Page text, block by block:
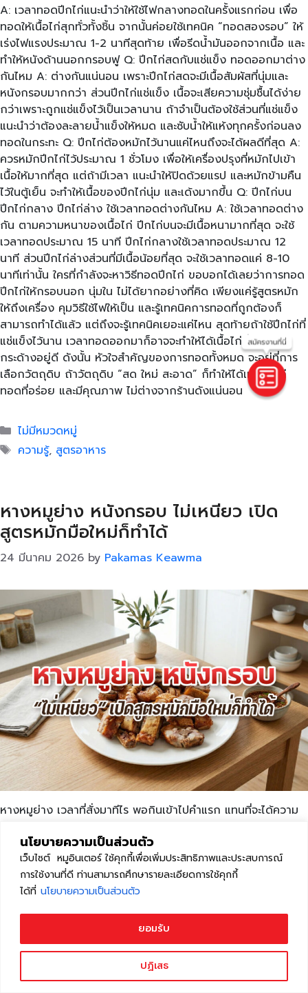
นโยบายความเป็นส่วนตัว
เว็บไซต์ หมูอินเตอร์ ใช้คุกกี้เพื่อเพิ่มประสิทธิภาพและประสบการณ์
การใช้งานที่ดี ท่านสามารถศึกษารายละเอียดการใช้คุกกี้
ได้ที่ นโยบายความเป็นส่วนตัว
ปฏิเสธ
ยอมรับ
A: เวลาทอดปีกไก่แนะนำว่าให้ใช้ไฟกลางทอดในครั้งแรกก่อน เพื่อ
ทอดให้เนื้อไก่สุกทั่วทั้งชิ้น จากนั้นค่อยใช้เทคนิค “ทอดสองรอบ” ให้
เร่งไฟแรงประมาณ 1-2 นาทีสุดท้าย เพื่อรีดน้ำมันออกจากเนื้อ และ
ทำให้หนังด้านนอกกรอบฟู Q: ปีกไก่สดกับแช่แข็ง ทอดออกมาต่าง
กันไหม A: ต่างกันแน่นอน เพราะปีกไก่สดจะมีเนื้อสัมผัสที่นุ่มและ
หนังกรอบมากกว่า ส่วนปีกไก่แช่แข็ง เนื้อจะเสียความชุ่มชื้นได้ง่าย
กว่าเพราะถูกแช่แข็งไว้เป็นเวลานาน ถ้าจำเป็นต้องใช้ส่วนที่แช่แข็ง
แนะนำว่าต้องละลายน้ำแข็งให้หมด และซับน้ำให้แห้งทุกครั้งก่อนลง
ทอดในกระทะ Q: ปีกไก่ต้องหมักไว้นานแค่ไหนถึงจะได้ผลดีที่สุด A:
ควรหมักปีกไก่ไว้ประมาณ 1 ชั่วโมง เพื่อให้เครื่องปรุงที่หมักไปเข้า
เนื้อให้มากที่สุด แต่ถ้ามีเวลา แนะนำให้ปิดด้วยแรป และหมักข้ามคืน
ไว้ในตู้เย็น จะทำให้เนื้อของปีกไก่นุ่ม และเด้งมากขึ้น Q: ปีกไก่บน
ปีกไก่กลาง ปีกไก่ล่าง ใช้เวลาทอดต่างกันไหม A: ใช้เวลาทอดต่าง
กัน ตามความหนาของเนื้อไก่ ปีกไก่บนจะมีเนื้อหนามากที่สุด จะใช้
เวลาทอดประมาณ 15 นาที ปีกไก่กลางใช้เวลาทอดประมาณ 12
นาที ส่วนปีกไก่ล่างส่วนที่มีเนื้อน้อยที่สุด จะใช้เวลาทอดแค่ 8-10
นาทีเท่านั้น ใครที่กำลังจะหาวิธีทอดปีกไก่ ขอบอกได้เลยว่าการทอด
ปีกไก่ให้กรอบนอก นุ่มใน ไม่ได้ยากอย่างที่คิด เพียงแค่รู้สูตรหมัก
ให้ถึงเครื่อง คุมวิธีใช้ไฟให้เป็น และรู้เทคนิคการทอดที่ถูกต้องก็
สามารถทำได้แล้ว แต่ถึงจะรู้เทคนิคเยอะแค่ไหน สุดท้ายถ้าใช้ปีกไก่ที่
แช่แข็งไว้นาน เวลาทอดออกมาก็อาจจะทำให้ได้เนื้อไก่ที่แห้ง และ
กระด้างอยู่ดี ดังนั้น หัวใจสำคัญของการทอดทั้งหมด จะอยู่ที่การ
เลือกวัตถุดิบ ถ้าวัตถุดิบ “สด ใหม่ สะอาด” ก็ทำให้ได้เมนูปีกไก่
ทอดที่อร่อย และมีคุณภาพ ไม่ต่างจากร้านดังแน่นอน
Categories
ไม่มีหมวดหมู่
Tags
ความรู้, สูตรอาหาร
หางหมูย่าง หนังกรอบ ไม่เหนียว เปิด
สูตรหมักมือใหม่ก็ทำได้
24 มีนาคม 2026 by Pakamas Keawma
หางหมูย่าง เวลาที่สั่งมาทีไร พอกินเข้าไปคำแรก แทนที่จะได้ความ
เคี้ยวเท่าไรก็เคี้ยวไม่ขาด จนต้องหันไปสั่งเมนูอื่นมากินแทน เพราะ
หางหมูย่างทำออกมาเท่าไร หนังก็แห้งและแข็งเหมือนเดิม แถมยังมี
กลิ่นคาวของหางหมูติดอยู่อีก แต่รู้หรือไม่ว่า ถ้าใช้สูตรหมัก พร้อม
กับ เทคนิคการย่างหางหมู เมนูนี้จะกลายเป็น “ของทานเล่น” ที่ไม่ว่า
ใครทำก็อร่อยได้แน่นอน! ทำไมหางหมูย่าง หนังถึงเหนียวและไม่
กรอบฟู? หลายคนซื้อหางหมูมาย่างแต่ไม่เคยได้หนังที่นุ่ม และกรอบ
เลยสักครั้ง ลองทำมาก็หลายวิธี ไม่ว่าจะใช้ไฟแรง หรือย่างบนเตา
ถ่านนานหลายชั่วโมงแต่ก็ไม่ได้ผล ความจริงแล้วปัญหาทั้งหมดนี้ไม่
ได้เกิดจากการย่างเพียงอย่างเดียว แต่เริ่มตั้งแต่การเลือกหางหมู